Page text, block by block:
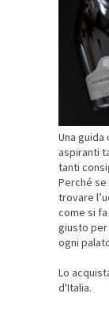
Una
aspiranti
tanti
Perché
trovare
come si
giusto
ogni
Lo
d'Italia.